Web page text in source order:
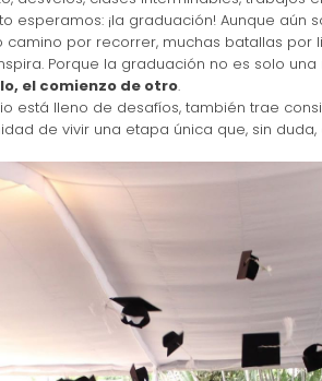
esperamos: ¡la graduación! Aunque aún
por recorrer, muchas batallas por
Porque la graduación no es solo
el comienzo de otro.
está lleno de desafíos, también trae
de vivir una etapa única que, sin duda,